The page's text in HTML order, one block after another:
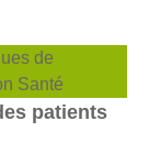
de
Santé
patients